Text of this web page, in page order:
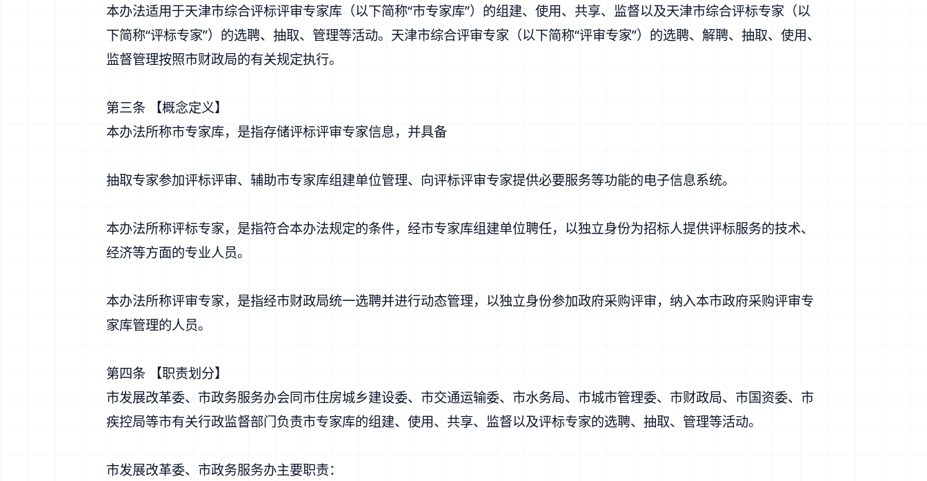
本办法适用于天津市综合评标评审专家库（以下简称“市专家库”）的组建、使用、共享、监督以及天津市综合评标专家（以
下简称“评标专家”）的选聘、抽取、管理等活动。天津市综合评审专家（以下简称“评审专家”）的选聘、解聘、抽取、使用、
监督管理按照市财政局的有关规定执行。
第三条 【概念定义】
本办法所称市专家库，是指存储评标评审专家信息，并具备
抽取专家参加评标评审、辅助市专家库组建单位管理、向评标评审专家提供必要服务等功能的电子信息系统。
本办法所称评标专家，是指符合本办法规定的条件，经市专家库组建单位聘任，以独立身份为招标人提供评标服务的技术、
经济等方面的专业人员。
本办法所称评审专家，是指经市财政局统一选聘并进行动态管理，以独立身份参加政府采购评审，纳入本市政府采购评审专
家库管理的人员。
第四条 【职责划分】
市发展改革委、市政务服务办会同市住房城乡建设委、市交通运输委、市水务局、市城市管理委、市财政局、市国资委、市
疾控局等市有关行政监督部门负责市专家库的组建、使用、共享、监督以及评标专家的选聘、抽取、管理等活动。
市发展改革委、市政务服务办主要职责：